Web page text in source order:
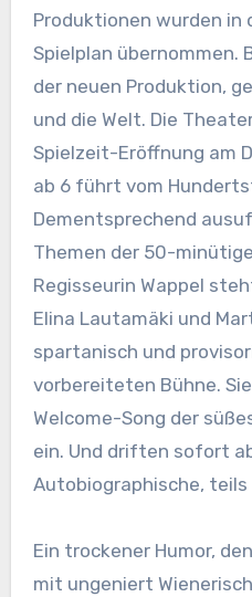
Produktionen wurden in
Spielplan übernommen.
der neuen Produktion,
und die Welt. Die
Spielzeit-Eröffnung am
ab 6 führt vom
Dementsprechend
Themen der 50-
Regisseurin Wappel
Elina Lautamäki und
spartanisch und
vorbereiteten Bühne.
Welcome-Song der
ein. Und driften sofort
Autobiographische, teils
Ein trockener Humor,
mit ungeniert